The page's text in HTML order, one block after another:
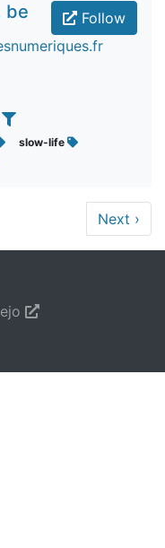
Follow
be
slow-life
Next ›